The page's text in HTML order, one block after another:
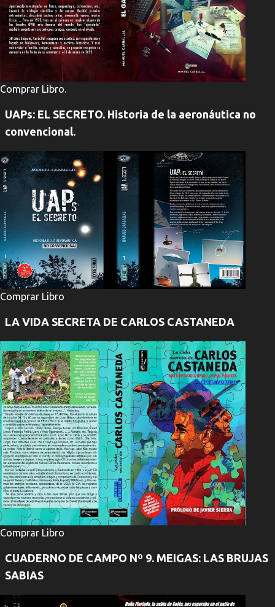
Comprar Libro.
UAPs: EL SECRETO. Historia de la aeronáutica no
convencional.
Comprar Libro
LA VIDA SECRETA DE CARLOS CASTANEDA
Comprar Libro
CUADERNO DE CAMPO Nº 9. MEIGAS: LAS BRUJAS
SABIAS